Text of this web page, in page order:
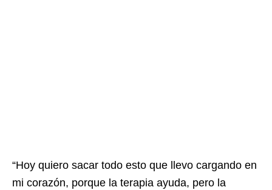
“Hoy quiero sacar todo esto que llevo cargando en
mi corazón, porque la terapia ayuda, pero la